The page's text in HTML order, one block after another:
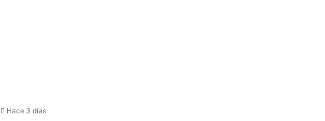
Hace 3 días